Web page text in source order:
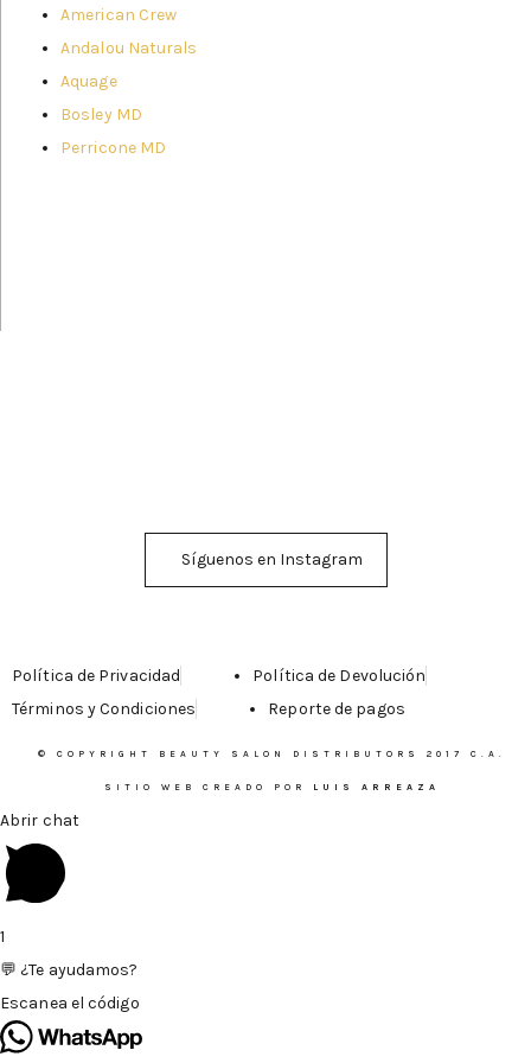
American Crew
Andalou Naturals
Aquage
Bosley MD
Perricone MD
Síguenos en Instagram
Política de Privacidad
Política de Devolución
Términos y Condiciones
Reporte de pagos
© COPYRIGHT BEAUTY SALON DISTRIBUTORS 2017 C.A.
SITIO WEB CREADO POR LUIS ARREAZA
Abrir chat
1
💬 ¿Te ayudamos?
Escanea el código